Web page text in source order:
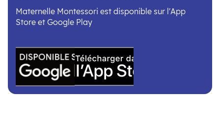
Maternelle Montessori est disponible sur l'App
Store et Google Play